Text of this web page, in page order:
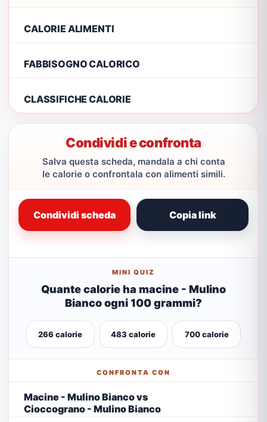
CALORIE ALIMENTI
FABBISOGNO CALORICO
CLASSIFICHE CALORIE
Condividi e confronta
Salva questa scheda, mandala a chi conta
le calorie o confrontala con alimenti simili.
Condividi scheda Copia link
MINI QUIZ
Quante calorie ha macine - Mulino
Bianco ogni 100 grammi?
266 calorie 483 calorie 700 calorie
CONFRONTA CON
Macine - Mulino Bianco vs
Cioccograno - Mulino Bianco